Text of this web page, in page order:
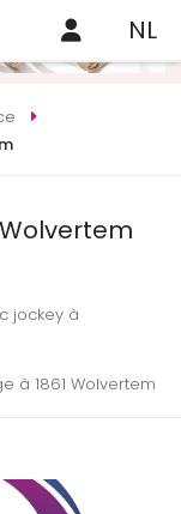
NL
jockey à
à 1861 Wolvertem